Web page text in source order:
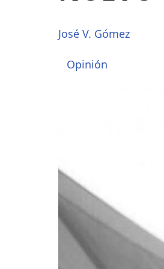
José V. Gómez
Opinión